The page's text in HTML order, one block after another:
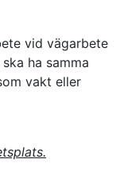
vid vägarbete
ha samma
vakt eller